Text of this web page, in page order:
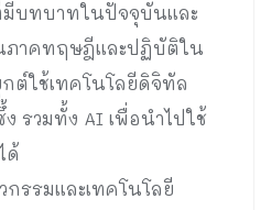
บทบาทในปัจจุบันและ
ภาคทฤษฎีและปฏิบัติใน
กต์ใช้เทคโนโลยีดิจิทัล
รวมทั้ง AI เพื่อนำไปใช้
ด้
รรมและเทคโนโลยี